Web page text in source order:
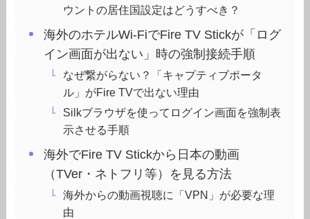
ウントの居住国設定はどうすべき？
海外のホテルWi-FiでFire TV Stickが「ログ
イン画面が出ない」時の強制接続手順
なぜ繋がらない？「キャプティブポータ
ル」がFire TVで出ない理由
Silkブラウザを使ってログイン画面を強制表
示させる手順
海外でFire TV Stickから日本の動画
（TVer・ネトフリ等）を見る方法
海外からの動画視聴に「VPN」が必要な理
由